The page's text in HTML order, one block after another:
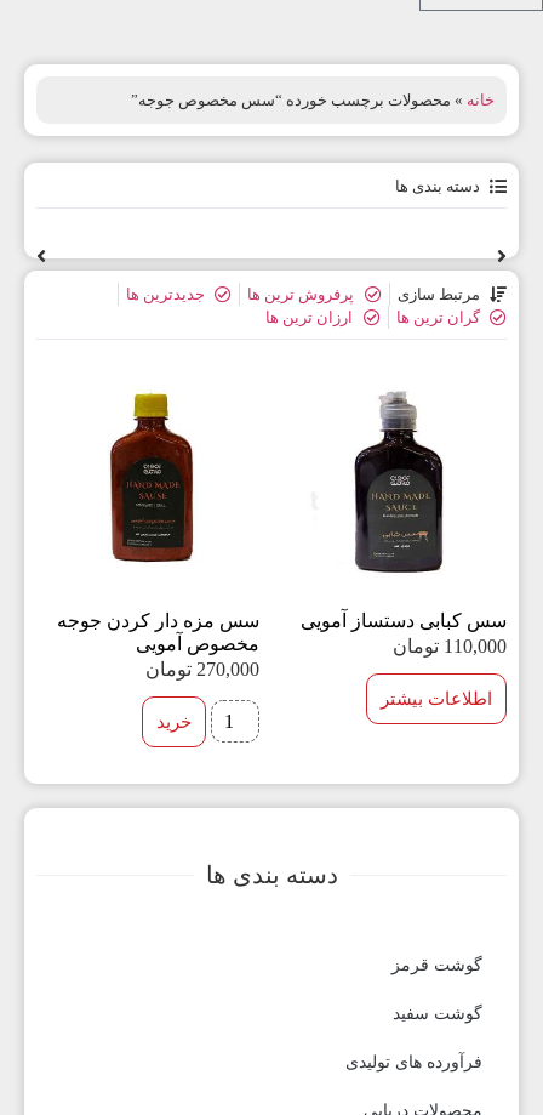
دسته بندی ها
گوشت قرمز
گوشت سفید
فرآورده های تولیدی
محصولات دریایی
خانه » محصولات برچسب خورده “سس مخصوص جوجه”
دسته بندی ها
مرتبط سازی پرفروش ترین ها
جدیدترین ها
گران ترین ها
ارزان ترین ها
سس کبابی دستساز آمویی
110,000 تومان
اطلاعات بیشتر
سس مزه دار کردن جوجه
مخصوص آمویی
270,000 تومان
خرید